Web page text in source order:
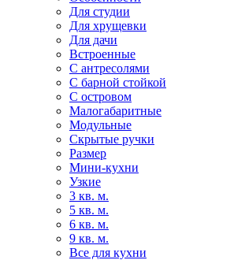
Для студии
Для хрущевки
Для дачи
Встроенные
С антресолями
С барной стойкой
С островом
Малогабаритные
Модульные
Скрытые ручки
Размер
Мини-кухни
Узкие
3 кв. м.
5 кв. м.
6 кв. м.
9 кв. м.
Все для кухни